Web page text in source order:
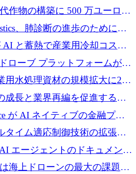
大に7桁の資金調達
作物の構築に 500 万ユーロを
、肺診断の進歩のために
確保
AI と蓄熱で産業用冷却コスト
に 130 万ドルを調達
ローブ プラットフォームが
ーザーに到達し、Whering が
得
用水処理資材の規模拡大に240
成長と業界再編を促進するた
を確保
が AI ネイティブの金融プラ
拡大するために 400 万ユーロ
タイム適応制御技術の拡張に
保エージェントのドキュメント
ンを強化するために 47 万ユー
海上ドローンの最大の課題の